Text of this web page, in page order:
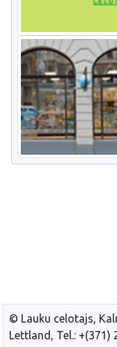
© Lauku celotajs,
Lettland, Tel.: +(371)